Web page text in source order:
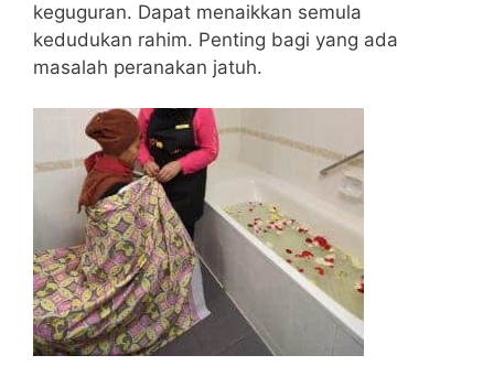
keguguran. Dapat menaikkan semula
kedudukan rahim. Penting bagi yang ada
masalah peranakan jatuh.